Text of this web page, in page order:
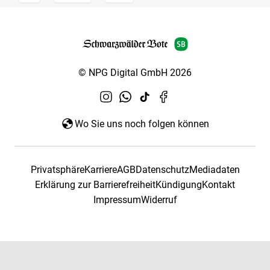
© NPG Digital GmbH 2026
Wo Sie uns noch folgen können
PrivatsphäreKarriereAGBDatenschutzMediadaten
Erklärung zur BarrierefreiheitKündigungKontakt
ImpressumWiderruf